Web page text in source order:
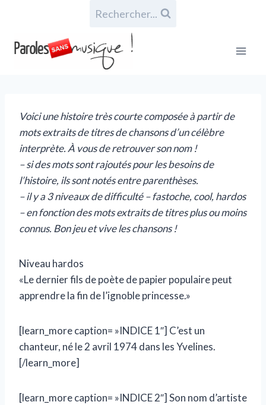
Rechercher...
Voici une histoire très courte composée à partir de
mots extraits de titres de chansons d’un célèbre
interprète. À vous de retrouver son nom !
– si des mots sont rajoutés pour les besoins de
l’histoire, ils sont notés entre parenthèses.
– il y a 3 niveaux de difficulté – fastoche, cool, hardos
– en fonction des mots extraits de titres plus ou moins
connus. Bon jeu et vive les chansons !
Niveau hardos
«Le dernier fils de poète de papier populaire peut
apprendre la fin de l’ignoble princesse.»
[learn_more caption= »INDICE 1″] C’est un
chanteur, né le 2 avril 1974 dans les Yvelines.
[/learn_more]
[learn_more caption= »INDICE 2″] Son nom d’artiste